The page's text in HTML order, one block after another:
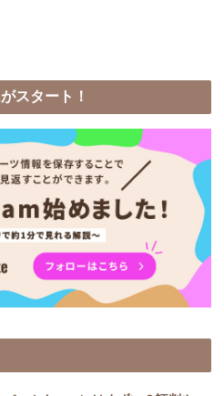
スタート！